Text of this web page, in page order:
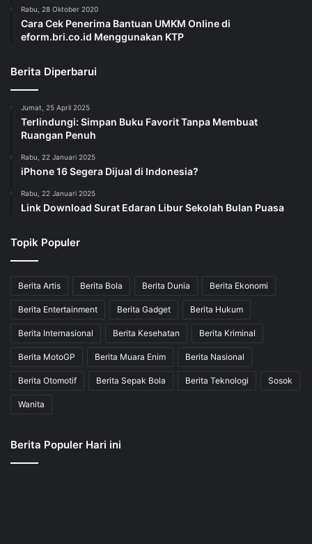
Rabu, 28 Oktober 2020
Cara Cek Penerima Bantuan UMKM Online di
eform.bri.co.id Menggunakan KTP
Berita Diperbarui
Jumat, 25 April 2025
Terlindungi: Simpan Buku Favorit Tanpa Membuat
Ruangan Penuh
Rabu, 22 Januari 2025
iPhone 16 Segera Dijual di Indonesia?
Rabu, 22 Januari 2025
Link Download Surat Edaran Libur Sekolah Bulan Puasa
Topik Populer
Berita Artis Berita Bola Berita Dunia Berita Ekonomi
Berita Entertainment Berita Gadget Berita Hukum
Berita Internasional Berita Kesehatan Berita Kriminal
Berita MotoGP Berita Muara Enim Berita Nasional
Berita Otomotif Berita Sepak Bola Berita Teknologi Sosok
Wanita
Berita Populer Hari ini